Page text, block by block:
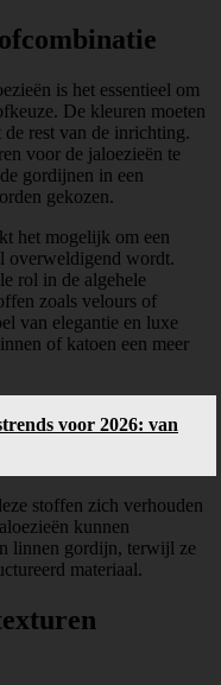
is het essentieel om
De kleuren moeten
rest van de inrichting.
voor de jaloezieën te
gordijnen in een
gekozen.
het mogelijk om een
overweldigend wordt.
rol in de algehele
zoals velours of
van elegantie en luxe
of katoen een meer
voor 2026: van
stoffen zich verhouden
kunnen
linnen gordijn, terwijl ze
materiaal.